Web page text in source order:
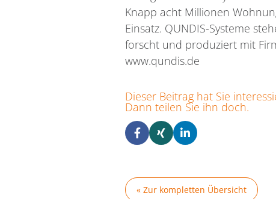
Knapp acht Millionen
Einsatz. QUNDIS-Systeme
forscht und produziert mit
www.qundis.de
Dieser Beitrag hat Sie
Dann teilen Sie ihn doch.
« Zur kompletten Übersicht